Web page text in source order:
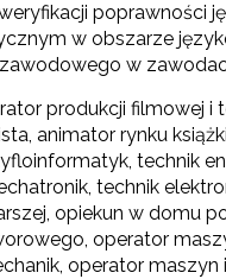
i gier"
poprawności
w obszarze
w
produkcji filmowej i
animator rynku
technik
technik
opiekun w domu
operator
operator